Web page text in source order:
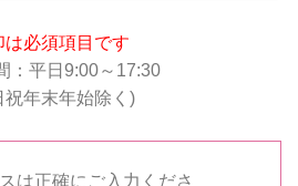
必須項目です
：平日9:00～17:30
祝年末年始除く)
は正確にご入力くださ